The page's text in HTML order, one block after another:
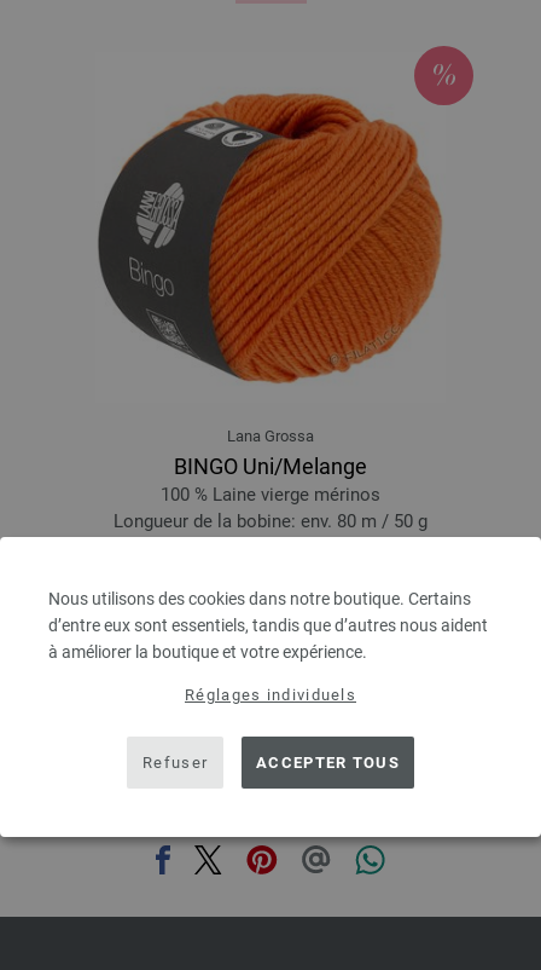
Nous utilisons des cookies dans notre boutique. Certains
d’entre eux sont essentiels, tandis que d’autres nous aident
à améliorer la boutique et votre expérience.
Réglages individuels
Refuser ACCEPTER TOUS
Lana Grossa
BINGO Uni/Melange
100 % Laine vierge mérinos
Longueur de la bobine: env. 80 m / 50 g
3,83 $ RRP:5,84 $
hors TVA, frais de port en sus, Prix de base: 65,60 €
prev next